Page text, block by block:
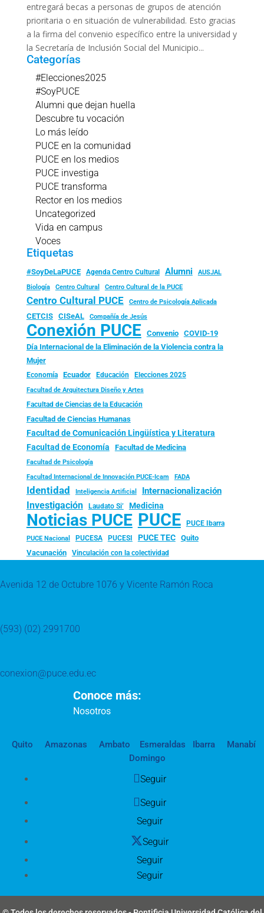
entregará becas a personas de grupos de atención
prioritaria o en situación de vulnerabilidad. Esto gracias
a la firma del convenio específico entre la universidad y
la Secretaría de Inclusión Social del Municipio...
Categorías
#Elecciones2025
#SoyPUCE
Alumni que dejan huella
Descubre tu vocación
Lo más leído
PUCE en la comunidad
PUCE en los medios
PUCE investiga
PUCE transforma
Rector en los medios
Uncategorized
Vida en campus
Voces
Etiquetas
#SoyDeLaPUCE Agenda Centro Cultural Alumni
AUSJAL
Biología
Centro Cultural Centro Cultural de la PUCE
Centro Cultural PUCE Centro de Psicología Aplicada
CETCIS CISeAL Compañía de Jesús
Conexión PUCE Convenio
COVID-19
Día Internacional de la Eliminación de la Violencia contra la
Mujer
Economía Ecuador Educación Elecciones 2025
Facultad de Arquitectura Diseño y Artes
Facultad de Ciencias de la Educación
Facultad de Ciencias Humanas
Facultad de Comunicación Lingüística y Literatura
Facultad de Economía Facultad de Medicina
Facultad de Psicología
Facultad Internacional de Innovación PUCE-Icam FADA
Identidad Inteligencia Artificial Internacionalización
Investigación Laudato Si’ Medicina
Noticias PUCE PUCE PUCE Ibarra
PUCE Nacional PUCESA PUCESI PUCE TEC
Quito
Vacunación
Vinculación con la colectividad
Avenida 12 de Octubre 1076 y Vicente Ramón Roca
(593) (02) 2991700
conexion@puce.edu.ec
Conoce más:
Nosotros
Quito Amazonas Ambato Esmeraldas Ibarra
Manabí
Domingo
Seguir
Seguir
Seguir
Seguir
Seguir
Seguir